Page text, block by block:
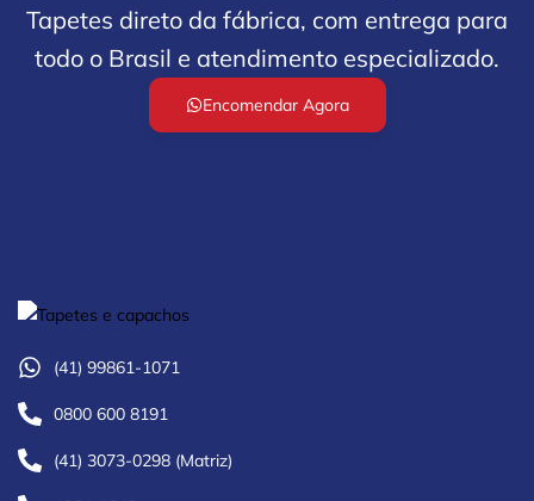
Tapetes direto da fábrica, com entrega para
todo o Brasil e atendimento especializado.
Encomendar Agora
(41) 99861-1071
0800 600 8191
(41) 3073-0298 (Matriz)